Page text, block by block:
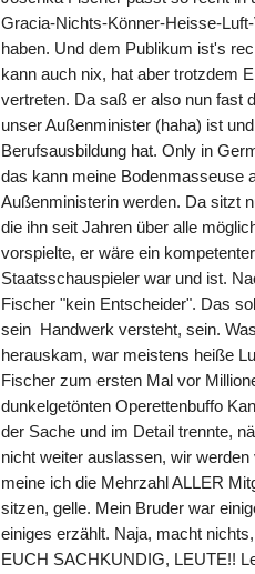
Gracia-Nichts-Könner-Heisse-
haben. Und dem Publikum ist's
kann auch nix, hat aber trotzdem
vertreten. Da saß er also nun fast
unser Außenminister (haha) ist
Berufsausbildung hat. Only in
das kann meine Bodenmasseuse
Außenministerin werden. Da sitzt
die ihn seit Jahren über alle
vorspielte, er wäre ein
Staatsschauspieler war und ist.
Fischer "kein Entscheider". Das
sein Handwerk versteht, sein.
herauskam, war meistens heiße
Fischer zum ersten Mal vor
dunkelgetönten Operettenbuffo
der Sache und im Detail trennte,
nicht weiter auslassen, wir
meine ich die Mehrzahl ALLER
sitzen, gelle. Mein Bruder war
einiges erzählt. Naja, macht
EUCH SACHKUNDIG, LEUTE!!